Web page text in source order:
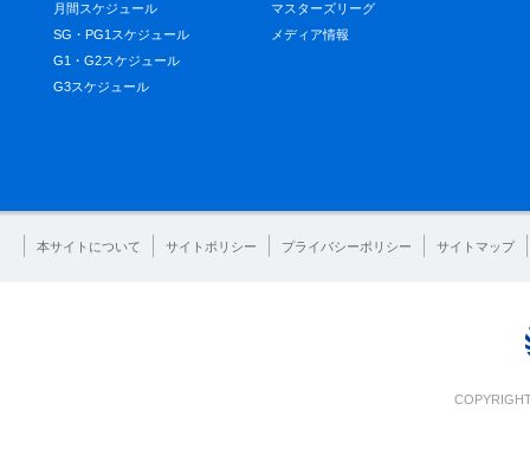
月間スケジュール
SG・PG1スケジュール
G1・G2スケジュール
G3スケジュール
マスターズリーグ
メディア情報
本サイトについて サイトポリシー プライバシーポリシー サイトマップ